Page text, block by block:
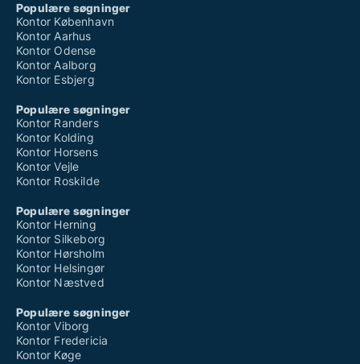
Populære søgninger
Kontor København
Kontor Aarhus
Kontor Odense
Kontor Aalborg
Kontor Esbjerg
Populære søgninger
Kontor Randers
Kontor Kolding
Kontor Horsens
Kontor Vejle
Kontor Roskilde
Populære søgninger
Kontor Herning
Kontor Silkeborg
Kontor Hørsholm
Kontor Helsingør
Kontor Næstved
Populære søgninger
Kontor Viborg
Kontor Fredericia
Kontor Køge